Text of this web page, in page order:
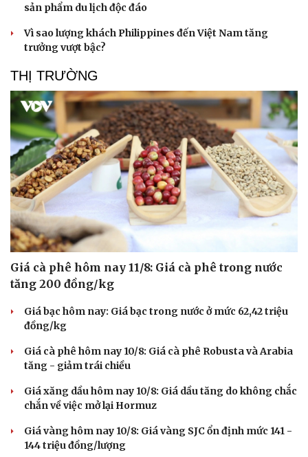
Sức khỏe
Đời sống
sản phẩm du lịch độc đáo
Vì sao lượng khách Philippines đến Việt Nam tăng
trưởng vượt bậc?
THỊ TRƯỜNG
Giá cà phê hôm nay 11/8: Giá cà phê trong nước
tăng 200 đồng/kg
Giá bạc hôm nay: Giá bạc trong nước ở mức 62,42 triệu
đồng/kg
Giá cà phê hôm nay 10/8: Giá cà phê Robusta và Arabia
tăng - giảm trái chiều
Giá xăng dầu hôm nay 10/8: Giá dầu tăng do không chắc
chắn về việc mở lại Hormuz
Giá vàng hôm nay 10/8: Giá vàng SJC ổn định mức 141 -
144 triệu đồng/lượng